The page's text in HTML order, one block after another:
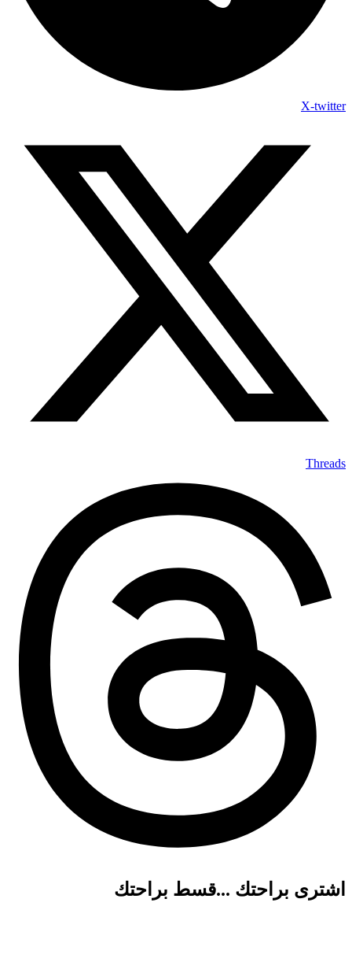
X-twitter
Threads
اشترى براحتك ...قسط براحتك